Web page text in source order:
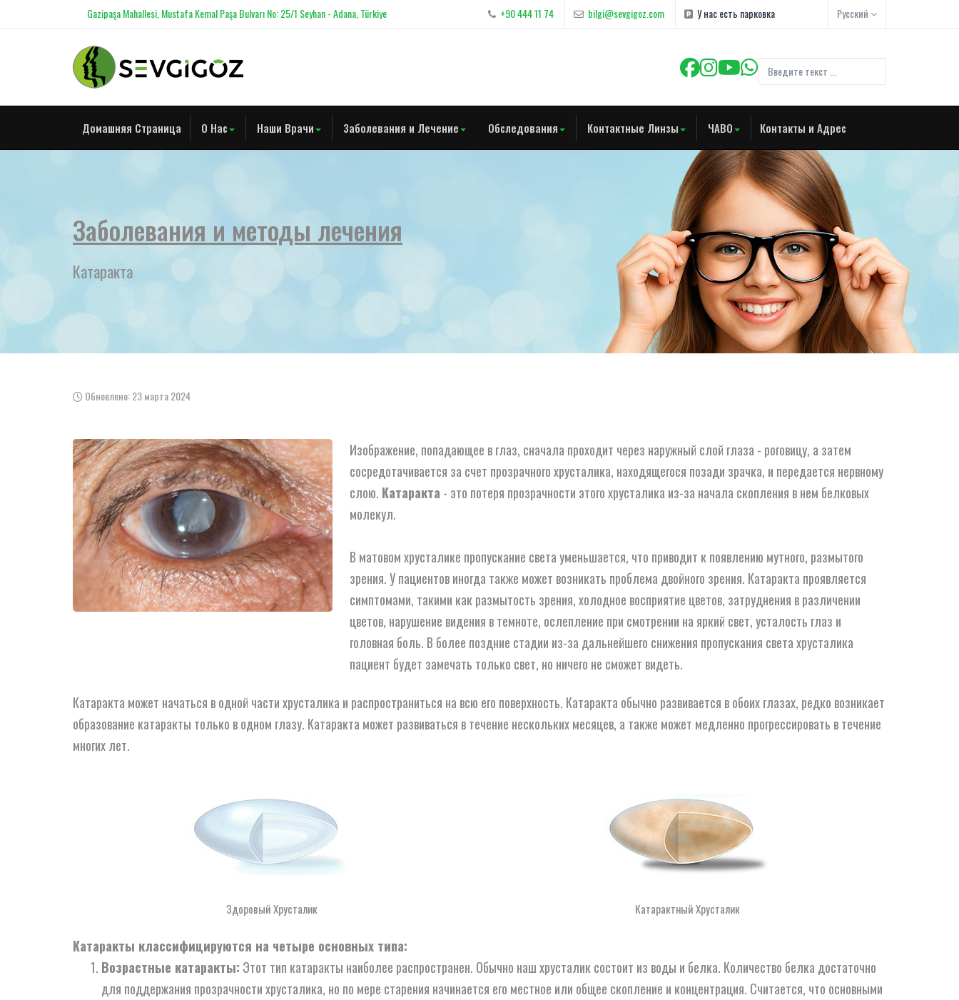
Gazipaşa Mahallesi, Mustafa Kemal Paşa Bulvarı No: 25/1 Seyhan - Adana, Türkiye +90 444 11 74 bilgi@sevgigoz.com У нас есть парковка Русский
Домашняя Страница О Нас Наши Врачи Заболевания и Лечение Обследования Контактные Линзы ЧАВО Контакты и Адрес
Заболевания и методы лечения
Катаракта
Обновлено: 23 марта 2024
Изображение, попадающее в глаз, сначала проходит через наружный слой глаза - роговицу, а затем
сосредотачивается за счет прозрачного хрусталика, находящегося позади зрачка, и передается нервному
слою. Катаракта - это потеря прозрачности этого хрусталика из-за начала скопления в нем белковых
молекул.
В матовом хрусталике пропускание света уменьшается, что приводит к появлению мутного, размытого
зрения. У пациентов иногда также может возникать проблема двойного зрения. Катаракта проявляется
симптомами, такими как размытость зрения, холодное восприятие цветов, затруднения в различении
цветов, нарушение видения в темноте, ослепление при смотрении на яркий свет, усталость глаз и
головная боль. В более поздние стадии из-за дальнейшего снижения пропускания света хрусталика
пациент будет замечать только свет, но ничего не сможет видеть.
Катаракта может начаться в одной части хрусталика и распространиться на всю его поверхность. Катаракта обычно развивается в обоих глазах, редко возникает
образование катаракты только в одном глазу. Катаракта может развиваться в течение нескольких месяцев, а также может медленно прогрессировать в течение
многих лет.
Здоровый Хрусталик Катарактный Хрусталик
Катаракты классифицируются на четыре основных типа:
Возрастные катаракты: Этот тип катаракты наиболее распространен. Обычно наш хрусталик состоит из воды и белка. Количество белка достаточно
для поддержания прозрачности хрусталика, но по мере старения начинается его местное или общее скопление и концентрация. Считается, что основными